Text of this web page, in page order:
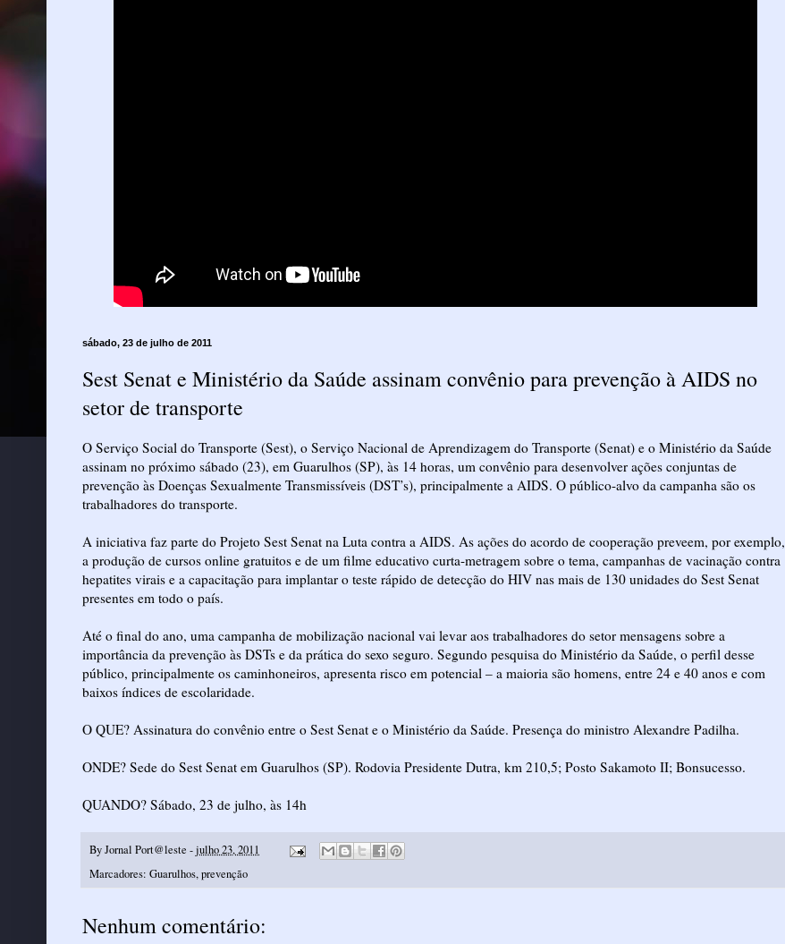
sábado, 23 de julho de 2011
Sest Senat e Ministério da Saúde assinam convênio para prevenção à AIDS no
setor de transporte
O Serviço Social do Transporte (Sest), o Serviço Nacional de Aprendizagem do Transporte (Senat) e o Ministério da Saúde
assinam no próximo sábado (23), em Guarulhos (SP), às 14 horas, um convênio para desenvolver ações conjuntas de
prevenção às Doenças Sexualmente Transmissíveis (DST’s), principalmente a AIDS. O público-alvo da campanha são os
trabalhadores do transporte.
A iniciativa faz parte do Projeto Sest Senat na Luta contra a AIDS. As ações do acordo de cooperação preveem, por exemplo,
a produção de cursos online gratuitos e de um filme educativo curta-metragem sobre o tema, campanhas de vacinação contra
hepatites virais e a capacitação para implantar o teste rápido de detecção do HIV nas mais de 130 unidades do Sest Senat
presentes em todo o país.
Até o final do ano, uma campanha de mobilização nacional vai levar aos trabalhadores do setor mensagens sobre a
importância da prevenção às DSTs e da prática do sexo seguro. Segundo pesquisa do Ministério da Saúde, o perfil desse
público, principalmente os caminhoneiros, apresenta risco em potencial – a maioria são homens, entre 24 e 40 anos e com
baixos índices de escolaridade.
O QUE? Assinatura do convênio entre o Sest Senat e o Ministério da Saúde. Presença do ministro Alexandre Padilha.
ONDE? Sede do Sest Senat em Guarulhos (SP). Rodovia Presidente Dutra, km 210,5; Posto Sakamoto II; Bonsucesso.
QUANDO? Sábado, 23 de julho, às 14h
ByJornal Port@leste -julho 23, 2011
Marcadores: Guarulhos,prevenção
Nenhum comentário: